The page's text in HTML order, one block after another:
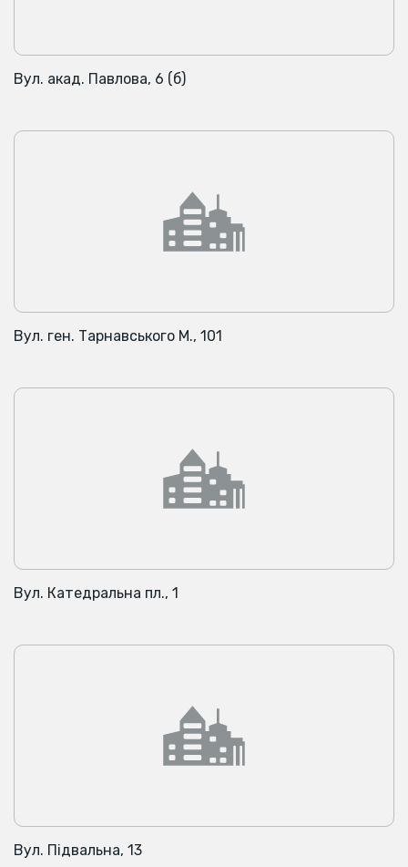
Вул. акад. Павлова, 6 (б)
Вул. ген. Тарнавського М., 101
Вул. Катедральна пл., 1
Вул. Підвальна, 13